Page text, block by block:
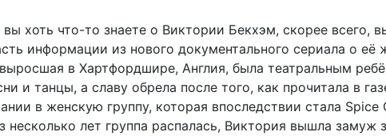
вы хоть что-то знаете о Виктории Бекхэм, скорее всего,
информации из нового документального сериала о её
в Хартфордшире, Англия, была театральным
и танцы, а славу обрела после того, как прочитала в
в женскую группу, которая впоследствии стала Spice
несколько лет группа распалась, Виктория вышла замуж